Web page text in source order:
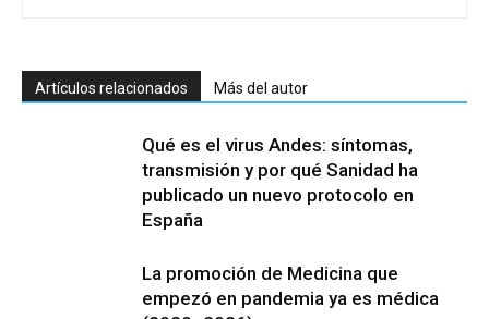
Artículos relacionados Más del autor
Qué es el virus Andes: síntomas,
transmisión y por qué Sanidad ha
publicado un nuevo protocolo en
España
La promoción de Medicina que
empezó en pandemia ya es médica